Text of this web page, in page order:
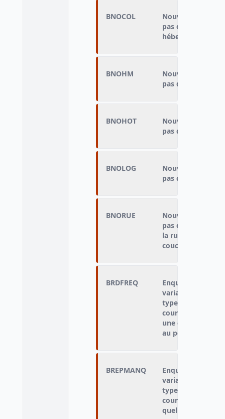
BNOCOL
Nouveau lieu où
pas dans un
hébergement
BNOHM
Nouveau lieu où
pas dans une
BNOHOT
Nouveau lieu où
pas dans une
BNOLOG
Nouveau lieu où
pas dans un
BNORUE
Nouveau lieu où
pas dans un abri
la rue/ une halte
couchage
BRDFREQ
Enquêté qui n'a
variable « type
type
cours des 7
une distribution
au petit déjeuner
BREPMANQ
Enquêté qui n'a
variable « type
type
cours des 7
quel repas?